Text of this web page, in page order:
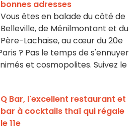
bonnes adresses
Vous êtes en balade du côté de
Belleville, de Ménilmontant et du
Père-Lachaise, au cœur du 20e
? Pas le temps de s'ennuyer
et cosmopolites. Suivez le
Q Bar, l'excellent restaurant et
bar à cocktails thaï qui régale
le 11e